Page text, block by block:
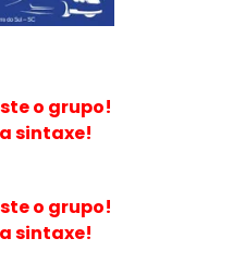
o grupo!
sintaxe!
o grupo!
sintaxe!